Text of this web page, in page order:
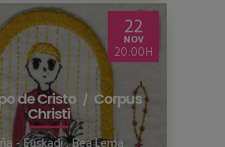
22
NOV
20:00
de Cristo Corpus
Christi